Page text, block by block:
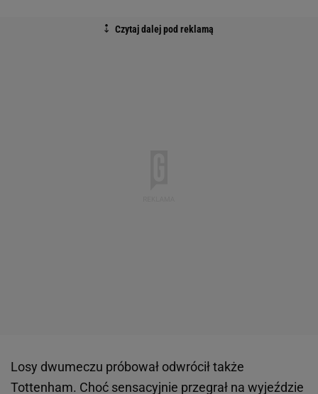
Losy dwumeczu próbował odwrócił także
Tottenham. Choć sensacyjnie przegrał na wyjeździe